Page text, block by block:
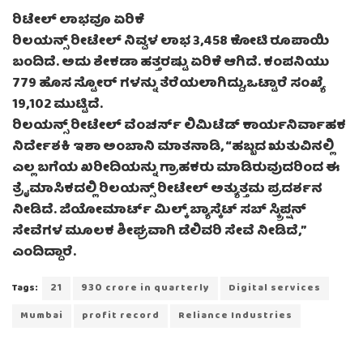
ರಿಟೇಲ್‌ ಲಾಭವೂ ಏರಿಕೆ
ರಿಲಯನ್ಸ್ ರೀಟೇಲ್ ನಿವ್ವಳ ಲಾಭ 3,458 ಕೋಟಿ ರೂಪಾಯಿ
ಬಂದಿದೆ. ಅದು ಶೇಕಡಾ ಹತ್ತರಷ್ಟು ಏರಿಕೆ ಆಗಿದೆ. ಕಂಪನಿಯು
779 ಹೊಸ ಸ್ಟೋರ್ ಗಳನ್ನು ತೆರೆಯಲಾಗಿದ್ದು,ಒಟ್ಟಾರೆ ಸಂಖ್ಯೆ
19,102 ಮುಟ್ಟಿದೆ.
ರಿಲಯನ್ಸ್ ರೀಟೇಲ್ ವೆಂಚರ್ಸ್ ಲಿಮಿಟೆಡ್ ಕಾರ್ಯನಿರ್ವಾಹಕ
ನಿರ್ದೇಶಕಿ ಇಶಾ ಅಂಬಾನಿ ಮಾತನಾಡಿ, “ಹಬ್ಬದ ಋತುವಿನಲ್ಲಿ
ಎಲ್ಲ ಬಗೆಯ ಖರೀದಿಯನ್ನು ಗ್ರಾಹಕರು ಮಾಡಿರುವುದರಿಂದ ಈ
ತ್ರೈಮಾಸಿಕದಲ್ಲಿ ರಿಲಯನ್ಸ್ ರೀಟೇಲ್ ಅತ್ಯುತ್ತಮ ಪ್ರದರ್ಶನ
ನೀಡಿದೆ. ಜಿಯೋಮಾರ್ಟ್ ಮಿಲ್ಕ್ ಬ್ಯಾಸ್ಕೆಟ್ ಸಬ್ ಸ್ಕ್ರಿಪ್ಷನ್
ಸೇವೆಗಳ ಮೂಲಕ ಶೀಘ್ರವಾಗಿ ಡೆಲಿವರಿ ಸೇವೆ ನೀಡಿದೆ,”
ಎಂದಿದ್ದಾರೆ.
Tags: 21 930 crore in quarterly
Digital services
Mumbai
profit record Reliance Industries